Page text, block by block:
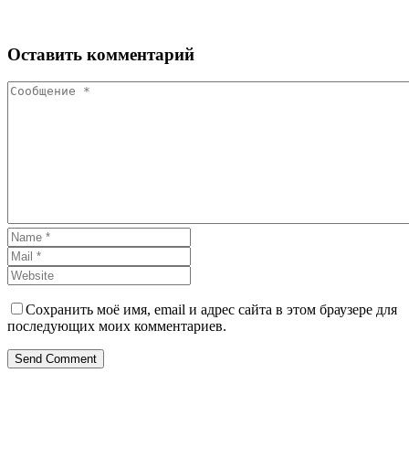
Оставить комментарий
Сохранить моё имя, email и адрес сайта в этом браузере для
последующих моих комментариев.
Send Comment